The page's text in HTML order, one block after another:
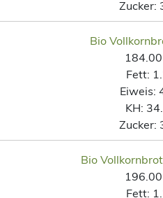
Zucker:
Bio
Fett:
Eiweis:
KH:
Zucker:
Bio
Fett: